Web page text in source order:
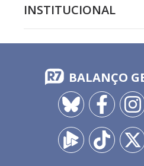
INSTITUCIONAL
BALANÇO